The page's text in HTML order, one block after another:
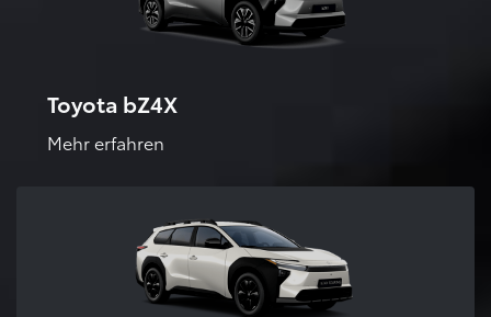
Toyota bZ4X
Mehr erfahren